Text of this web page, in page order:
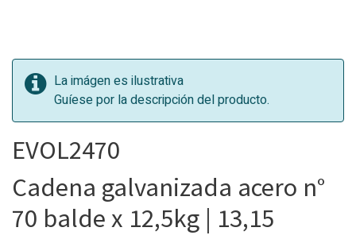
La imágen es ilustrativa
Guíese por la descripción del producto.
EVOL2470
Cadena galvanizada acero n°
70 balde x 12,5kg | 13,15